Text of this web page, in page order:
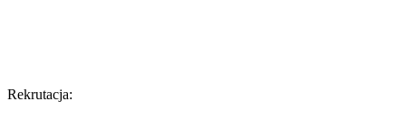
Rekrutacja: